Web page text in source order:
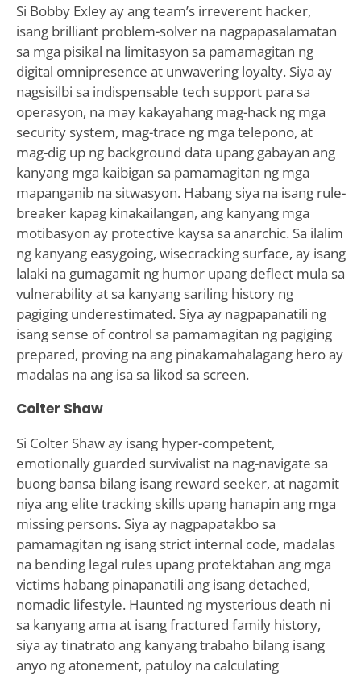
Si Bobby Exley ay ang team’s irreverent hacker,
isang brilliant problem-solver na nagpapasalamatan
sa mga pisikal na limitasyon sa pamamagitan ng
digital omnipresence at unwavering loyalty. Siya ay
nagsisilbi sa indispensable tech support para sa
operasyon, na may kakayahang mag-hack ng mga
security system, mag-trace ng mga telepono, at
mag-dig up ng background data upang gabayan ang
kanyang mga kaibigan sa pamamagitan ng mga
mapanganib na sitwasyon. Habang siya na isang rule-
breaker kapag kinakailangan, ang kanyang mga
motibasyon ay protective kaysa sa anarchic. Sa ilalim
ng kanyang easygoing, wisecracking surface, ay isang
lalaki na gumagamit ng humor upang deflect mula sa
vulnerability at sa kanyang sariling history ng
pagiging underestimated. Siya ay nagpapanatili ng
isang sense of control sa pamamagitan ng pagiging
prepared, proving na ang pinakamahalagang hero ay
madalas na ang isa sa likod sa screen.
Colter Shaw
Si Colter Shaw ay isang hyper-competent,
emotionally guarded survivalist na nag-navigate sa
buong bansa bilang isang reward seeker, at nagamit
niya ang elite tracking skills upang hanapin ang mga
missing persons. Siya ay nagpapatakbo sa
pamamagitan ng isang strict internal code, madalas
na bending legal rules upang protektahan ang mga
victims habang pinapanatili ang isang detached,
nomadic lifestyle. Haunted ng mysterious death ni
sa kanyang ama at isang fractured family history,
siya ay tinatrato ang kanyang trabaho bilang isang
anyo ng atonement, patuloy na calculating